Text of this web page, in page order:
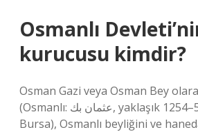
Osmanlı
kurucusu kimdir?
Osman Gazi veya Osman Bey
(Osmanlı: عثمان بك, yaklaşık 1254–58, Söğüt – 1324,
Bursa), Osmanlı beyliğini ve